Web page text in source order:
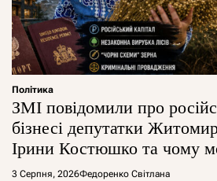
Політика
ЗМІ повідомили про
бізнесі депутатки
Ірини Костюшко та чому
арештувати її активи
3 Серпня, 2026Федоренко Світлана